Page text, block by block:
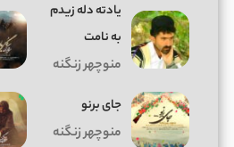
یادته دله زیدم
به نامت
منوچهر زنگنه
جای برنو
منوچهر زنگنه